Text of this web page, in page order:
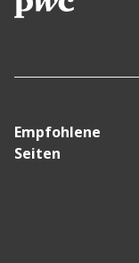
Empfohlene
Seiten